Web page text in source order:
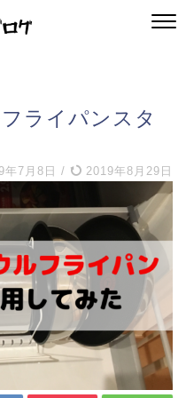
ライパンスタ
年7月8日 / 2019年8月29日